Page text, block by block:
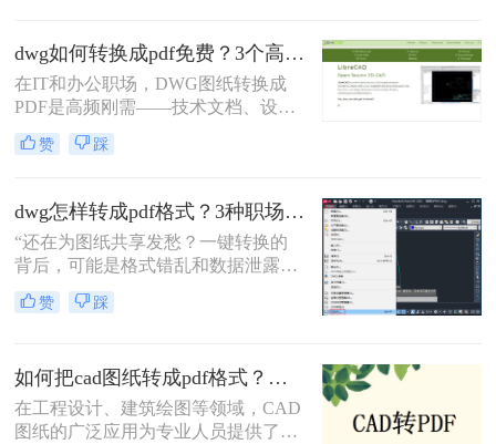
防篡改的刚性需求。
dwg如何转换成pdf免费？3个高效精准方法，职场人亲测无坑！
在IT和办公职场，DWG图纸转换成
PDF是高频刚需——技术文档、设计
稿、项目报告常需PDF格式分享或打
印。但市面上多数工具转换不精准
（需装软件、调参数），甚至收费陷
阱频出。作为深耕办公软件测评7年
的小编，我亲测了20+方案，排除
WPS、命令行、迅捷等工具，只聚焦
真正免费、有效、安全的路径。今天
分享3个方法，助你告别“转换焦虑”，
赞 踩
dwg怎样转成pdf格式？3种职场人必备的高效方法，最后一招绝了！
“还在为图纸共享发愁？一键转换的
背后，可能是格式错乱和数据泄露的
双重陷阱。” 作为从业多年的办公软
件测评博主，我见过太多人因选错转
赞 踩
如何把cad图纸转成pdf格式？这四种方法轻松转换！
在工程设计、建筑绘图等领域，CAD
图纸的广泛应用为专业人员提供了极